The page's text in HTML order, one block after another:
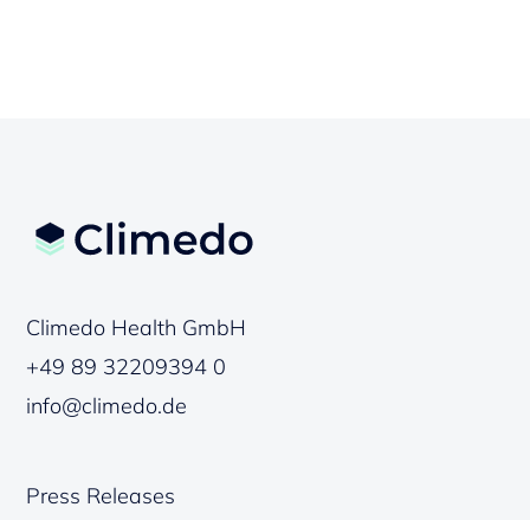
Climedo Health GmbH
+49 89 32209394 0
info@climedo.de
Press Releases